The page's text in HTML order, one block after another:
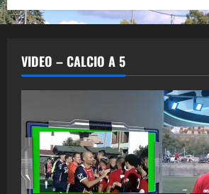
VIDEO – CALCIO A 5